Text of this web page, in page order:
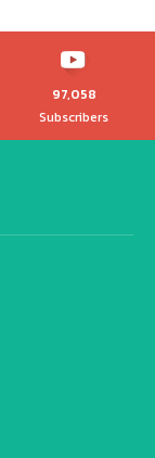
97,058
Subscribers